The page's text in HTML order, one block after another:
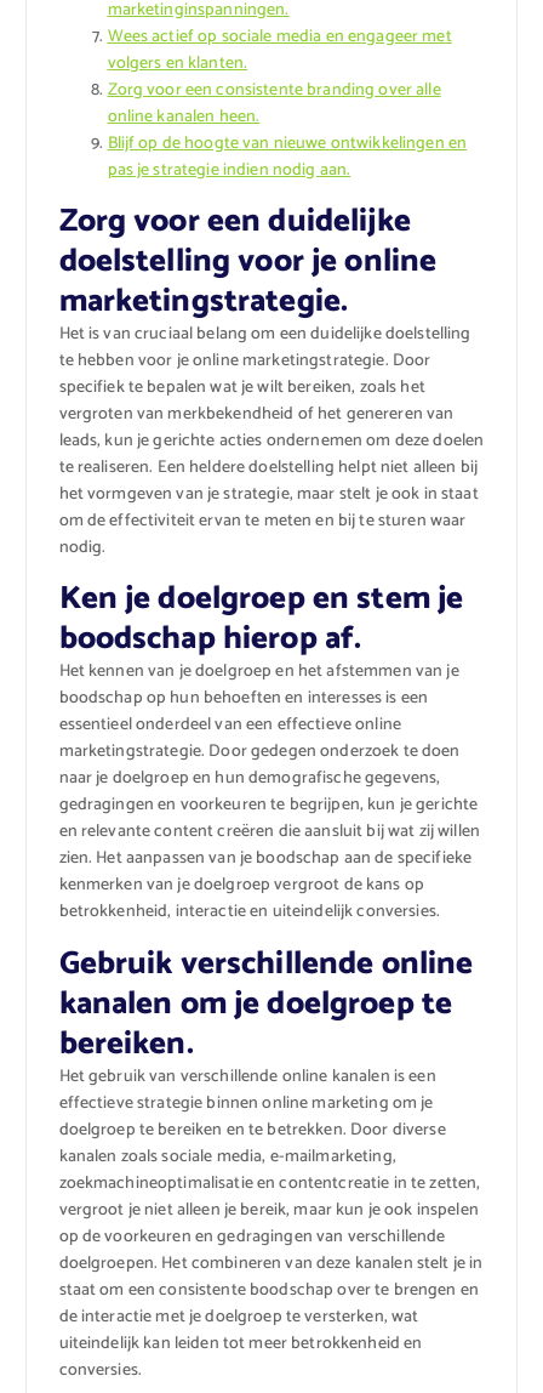
marketinginspanningen.
Wees actief op sociale media en engageer met
volgers en klanten.
Zorg voor een consistente branding over alle
online kanalen heen.
Blijf op de hoogte van nieuwe ontwikkelingen en
pas je strategie indien nodig aan.
Zorg voor een duidelijke
doelstelling voor je online
marketingstrategie.
Het is van cruciaal belang om een duidelijke doelstelling
te hebben voor je online marketingstrategie. Door
specifiek te bepalen wat je wilt bereiken, zoals het
vergroten van merkbekendheid of het genereren van
leads, kun je gerichte acties ondernemen om deze doelen
te realiseren. Een heldere doelstelling helpt niet alleen bij
het vormgeven van je strategie, maar stelt je ook in staat
om de effectiviteit ervan te meten en bij te sturen waar
nodig.
Ken je doelgroep en stem je
boodschap hierop af.
Het kennen van je doelgroep en het afstemmen van je
boodschap op hun behoeften en interesses is een
essentieel onderdeel van een effectieve online
marketingstrategie. Door gedegen onderzoek te doen
naar je doelgroep en hun demografische gegevens,
gedragingen en voorkeuren te begrijpen, kun je gerichte
en relevante content creëren die aansluit bij wat zij willen
zien. Het aanpassen van je boodschap aan de specifieke
kenmerken van je doelgroep vergroot de kans op
betrokkenheid, interactie en uiteindelijk conversies.
Gebruik verschillende online
kanalen om je doelgroep te
bereiken.
Het gebruik van verschillende online kanalen is een
effectieve strategie binnen online marketing om je
doelgroep te bereiken en te betrekken. Door diverse
kanalen zoals sociale media, e-mailmarketing,
zoekmachineoptimalisatie en contentcreatie in te zetten,
vergroot je niet alleen je bereik, maar kun je ook inspelen
op de voorkeuren en gedragingen van verschillende
doelgroepen. Het combineren van deze kanalen stelt je in
staat om een consistente boodschap over te brengen en
de interactie met je doelgroep te versterken, wat
uiteindelijk kan leiden tot meer betrokkenheid en
conversies.